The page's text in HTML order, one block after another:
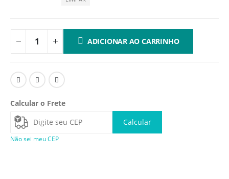
ADICIONAR AO CARRINHO
Calcular o Frete
Calcular
Não sei meu CEP